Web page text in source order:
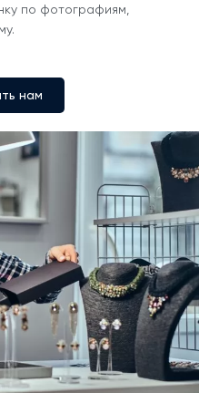
по фотографиям,
нам